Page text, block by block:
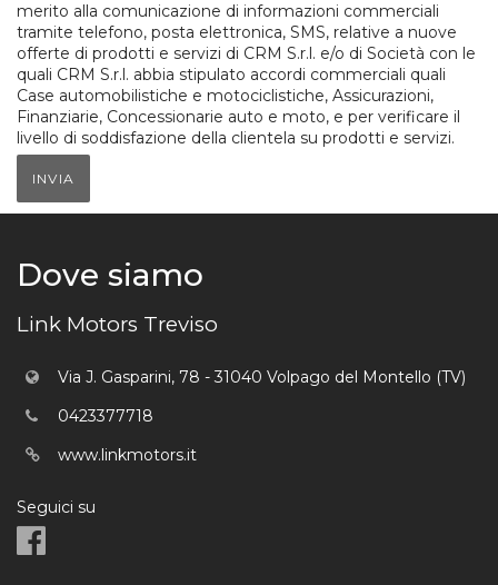
merito alla comunicazione di informazioni commerciali
tramite telefono, posta elettronica, SMS, relative a nuove
offerte di prodotti e servizi di CRM S.r.l. e/o di Società con le
quali CRM S.r.l. abbia stipulato accordi commerciali quali
Case automobilistiche e motociclistiche, Assicurazioni,
Finanziarie, Concessionarie auto e moto, e per verificare il
livello di soddisfazione della clientela su prodotti e servizi.
INVIA
Dove siamo
Link Motors Treviso
Via J. Gasparini, 78 - 31040 Volpago del Montello (TV)
0423377718
www.linkmotors.it
Seguici su